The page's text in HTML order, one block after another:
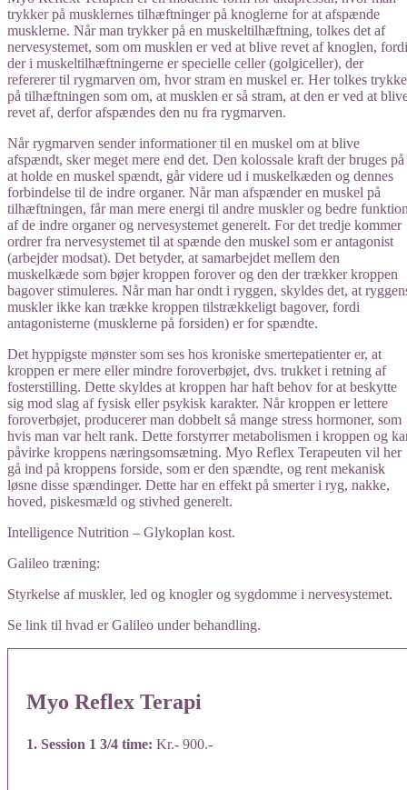
trykker på musklernes tilhæftninger på knoglerne for at afspænde
musklerne. Når man trykker på en muskeltilhæftning, tolkes det af
nervesystemet, som om musklen er ved at blive revet af knoglen, fordi
der i muskeltilhæftningerne er specielle celler (golgiceller), der
refererer til rygmarven om, hvor stram en muskel er. Her tolkes
på tilhæftningen som om, at musklen er så stram, at den er ved at
revet af, derfor afspændes den nu fra rygmarven.
​​Når rygmarven sender informationer til en muskel om at blive
afspændt, sker meget mere end det. Den kolossale kraft der bruges på
at holde en muskel spændt, går videre ud i muskelkæden og dennes
forbindelse til de indre organer. Når man afspænder en muskel på
tilhæftningen, får man mere energi til andre muskler og bedre
af de indre organer og nervesystemet generelt. For det tredje kommer
ordrer fra nervesystemet til at spænde den muskel som er antagonist
(arbejder modsat). Det betyder, at samarbejdet mellem den
muskelkæde som bøjer kroppen forover og den der trækker kroppen
bagover stimuleres. Når man har ondt i ryggen, skyldes det, at
muskler ikke kan trække kroppen tilstrækkeligt bagover, fordi
antagonisterne (musklerne på forsiden) er for spændte.
Det hyppigste mønster som ses hos kroniske smertepatienter er, at
kroppen er mere eller mindre foroverbøjet, dvs. trukket i retning af
fosterstilling. Dette skyldes at kroppen har haft behov for at beskytte
sig mod slag af fysisk eller psykisk karakter. Når kroppen er lettere
foroverbøjet, producerer man dobbelt så mange stress hormoner, som
hvis man var helt rank. Dette forstyrrer metabolismen i kroppen og
påvirke kroppens næringsomsætning. Myo Reflex Terapeuten vil her
gå ind på kroppens forside, som er den spændte, og rent mekanisk
løsne disse spændinger. Dette har en effekt på smerter i ryg, nakke,
hoved, piskesmæld og stivhed generelt.
​Intelligence Nutrition – Glykoplan kost.
​Galileo træning:
Styrkelse af muskler, led og knogler og sygdomme i nervesystemet.
​Se link til hvad er Galileo under behandling.
Myo Reflex Terapi
1. Session 1 3/4 time: Kr.- 900.-